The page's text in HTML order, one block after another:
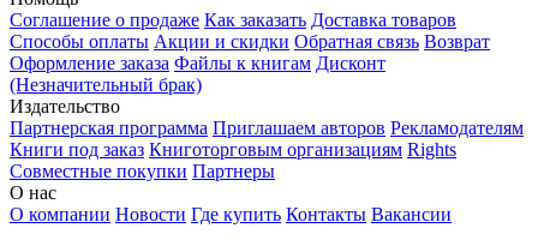
Соглашение о продаже Как заказать Доставка товаров
Способы оплаты Акции и скидки Обратная связь Возврат
Оформление заказа Файлы к книгам Дисконт
(Незначительный брак)
Издательство
Партнерская программа Приглашаем авторов Рекламодателям
Книги под заказ Книготорговым организациям Rights
Совместные покупки Партнеры
О нас
О компании Новости Где купить Контакты Вакансии